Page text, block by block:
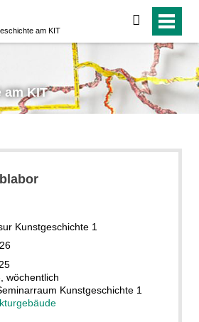
am KIT
suchen
KIT
Kunstgeschichte 1
wöchentlich
Kunstgeschichte 1